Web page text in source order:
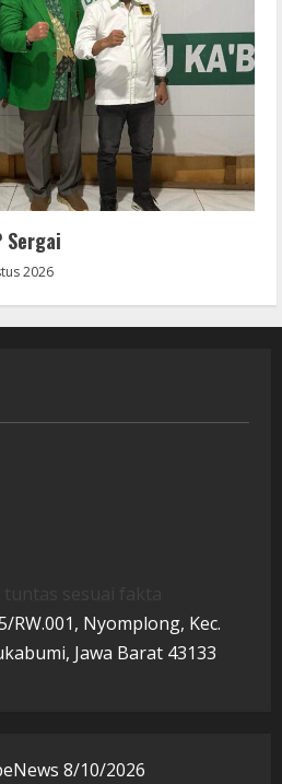
Sergai
2026
RW.001, Nyomplong, Kec.
Jawa Barat 43133
8/10/2026